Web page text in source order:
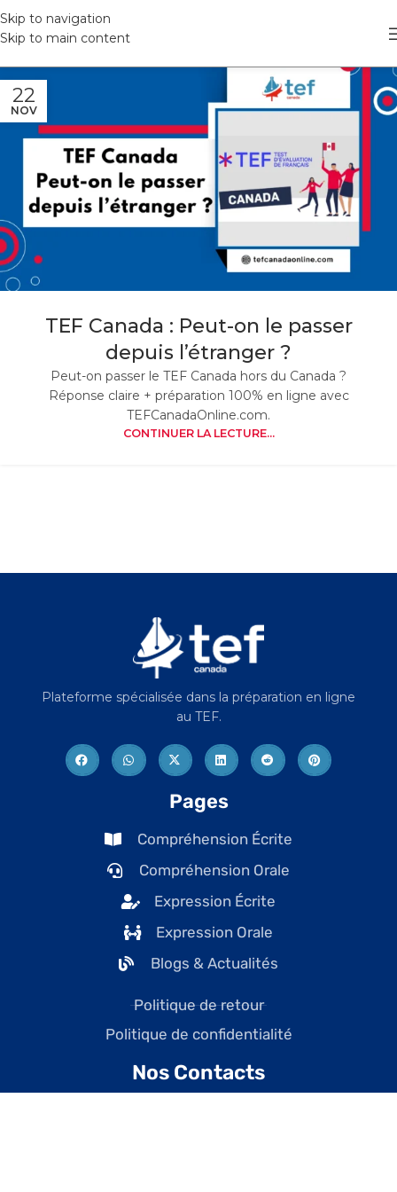
Skip to navigation
Skip to main content
22
NOV
TEF Canada : Peut-on le passer
depuis l’étranger ?
Peut-on passer le TEF Canada hors du Canada ?
Réponse claire + préparation 100% en ligne avec
TEFCanadaOnline.com.
CONTINUER LA LECTURE...
Plateforme spécialisée dans la préparation en ligne
au TEF.
Pages
Compréhension Écrite
Compréhension Orale
Expression Écrite
Expression Orale
Blogs & Actualités
Politique de retour
Politique de confidentialité
Nos Contacts